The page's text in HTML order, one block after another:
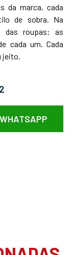
da marca, cada
de sobra. Na
das roupas: as
cada um. Cada
jeito.